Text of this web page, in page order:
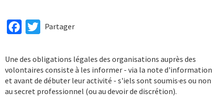
FacebookTwitter
Partager
Une des obligations légales des organisations auprès des
volontaires consiste à les informer - via la note d'information
et avant de débuter leur activité - s'iels sont soumis·es ou non
au secret professionnel (ou au devoir de discrétion).